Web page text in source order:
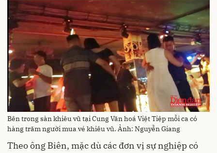
Bên trong sàn khiêu vũ tại Cung Văn hoá Việt Tiệp mỗi ca có
hàng trăm người mua vé khiêu vũ. Ảnh: Nguyễn Giang
Theo ông Biên, mặc dù các đơn vị sự nghiệp có